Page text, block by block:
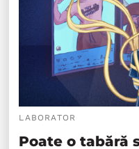
LABORATOR
Poate o tabără